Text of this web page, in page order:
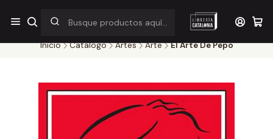
¡Por pocos días! Despacho a $1.000 en RM por compras sobre
$38.000
Inicio Catálogo Artes Arte El Arte De Pepo